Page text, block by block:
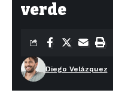
verde
Diego Velázquez